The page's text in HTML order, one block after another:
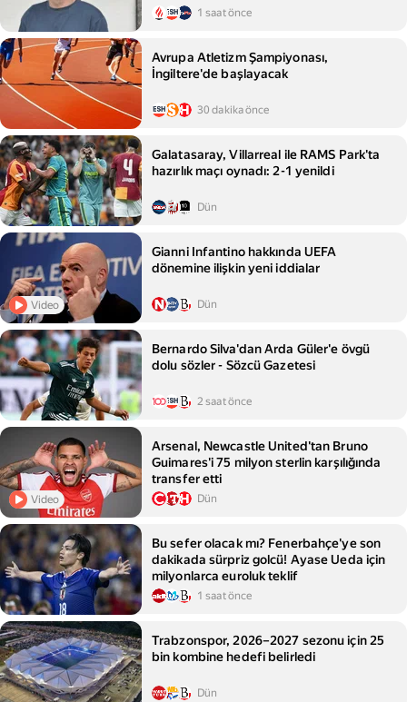
1 saat önce
Avrupa Atletizm Şampiyonası,
İngiltere'de başlayacak
30 dakika önce
Galatasaray, Villarreal ile RAMS Park'ta
hazırlık maçı oynadı: 2-1 yenildi
Dün
Video
Gianni Infantino hakkında UEFA
dönemine ilişkin yeni iddialar
Dün
Bernardo Silva'dan Arda Güler'e övgü
dolu sözler - Sözcü Gazetesi
2 saat önce
Video
Arsenal, Newcastle United'tan Bruno
Guimares'i 75 milyon sterlin karşılığında
transfer etti
Dün
Bu sefer olacak mı? Fenerbahçe'ye son
dakikada sürpriz golcü! Ayase Ueda için
milyonlarca euroluk teklif
1 saat önce
Trabzonspor, 2026–2027 sezonu için 25
bin kombine hedefi belirledi
Dün